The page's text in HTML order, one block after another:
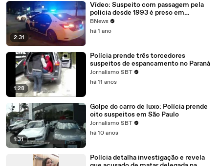
2:31
Vídeo: Suspeito com passagem pela
polícia desde 1993 é preso em
operação contra roubo de carros
BNews
há 1 ano
1:28
Polícia prende três torcedores
suspeitos de espancamento no Paraná
Jornalismo SBT
há 11 anos
1:31
Golpe do carro de luxo: Polícia prende
oito suspeitos em São Paulo
Jornalismo SBT
há 10 anos
Polícia detalha investigação e revela